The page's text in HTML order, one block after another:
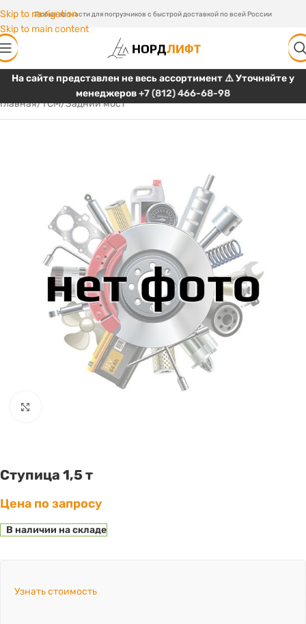
Skip to navigation
Skip to main content
Любые запчасти для погрузчиков с быстрой доставкой по всей России
На сайте представлен не весь ассортимент ⚠️ Уточняйте у
менеджеров+7 (812) 466-68-98
Главная/TCM/Задний мост
Ступица 1,5 т
Цена по запросу
В наличии на складе
Узнать стоимость